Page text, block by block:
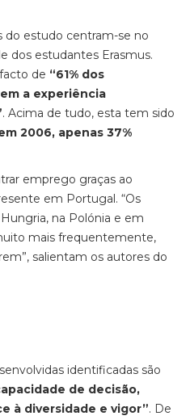
do estudo centram-se no
dos estudantes Erasmus.
de “61% dos
a experiência
. Acima de tudo, esta tem sido
2006, apenas 37%
emprego graças ao
em Portugal. “Os
na Polónia e em
mais frequentemente,
salientam os autores do
identificadas são
de decisão,
à diversidade e vigor”. De